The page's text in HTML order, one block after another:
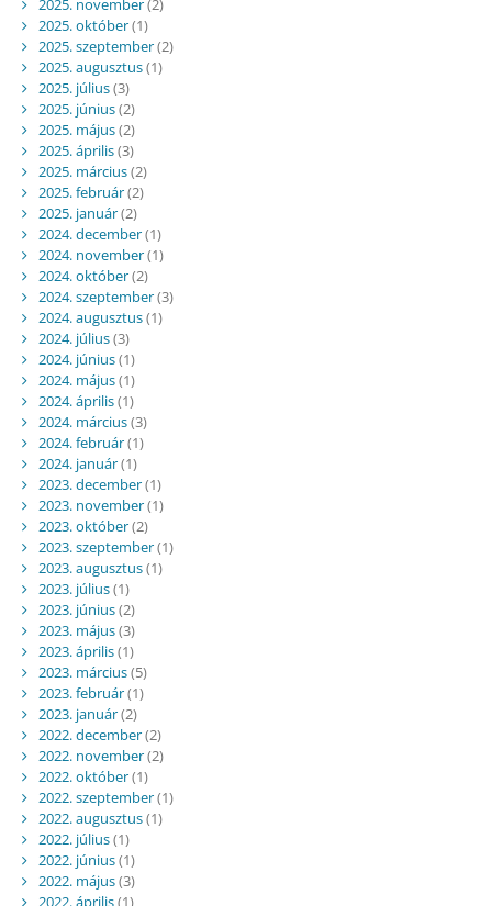
2025. november(2)
2025. október(1)
2025. szeptember(2)
2025. augusztus(1)
2025. július(3)
2025. június(2)
2025. május(2)
2025. április(3)
2025. március(2)
2025. február(2)
2025. január(2)
2024. december(1)
2024. november(1)
2024. október(2)
2024. szeptember(3)
2024. augusztus(1)
2024. július(3)
2024. június(1)
2024. május(1)
2024. április(1)
2024. március(3)
2024. február(1)
2024. január(1)
2023. december(1)
2023. november(1)
2023. október(2)
2023. szeptember(1)
2023. augusztus(1)
2023. július(1)
2023. június(2)
2023. május(3)
2023. április(1)
2023. március(5)
2023. február(1)
2023. január(2)
2022. december(2)
2022. november(2)
2022. október(1)
2022. szeptember(1)
2022. augusztus(1)
2022. július(1)
2022. június(1)
2022. május(3)
2022. április(1)